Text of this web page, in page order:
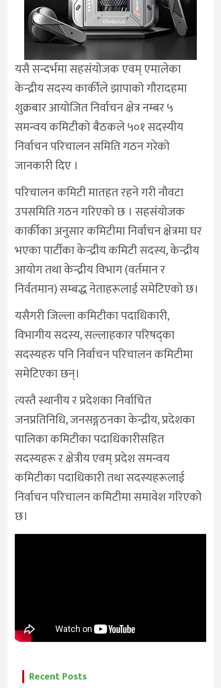
यसै सन्दर्भमा सहसंयोजक एवम् एमालेका
केन्द्रीय सदस्य कार्कीले झापाको गौरादहमा
शुक्रबार आयोजित निर्वाचन क्षेत्र नम्बर ५
समन्वय कमिटीको बैठकले ५०१ सदस्यीय
निर्वाचन परिचालन समिति गठन गरेको
जानकारी दिए ।
परिचालन कमिटी मातहत रहने गरी नौवटा
उपसमिति गठन गरिएको छ । सहसंयोजक
कार्कीका अनुसार कमिटीमा निर्वाचन क्षेत्रमा घर
भएका पार्टीका केन्द्रीय कमिटी सदस्य, केन्द्रीय
आयोग तथा केन्द्रीय विभाग (वर्तमान र
निर्वतमान) सम्बद्ध नेताहरूलाई समेटिएको छ।
यसैगरी जिल्ला कमिटीका पदाधिकारी,
विभागीय सदस्य, सल्लाहकार परिषद्का
सदस्यहरु पनि निर्वाचन परिचालन कमिटीमा
समेटिएका छन्।
त्यस्तै स्थानीय र प्रदेशका निर्वाचित
जनप्रतिनिधि, जनसङ्गठनका केन्द्रीय, प्रदेशका
पालिका कमिटीका पदाधिकारीसहित
सदस्यहरू र क्षेत्रीय एवम् प्रदेश समन्वय
कमिटीका पदाधिकारी तथा सदस्यहरूलाई
निर्वाचन परिचालन कमिटीमा समावेश गरिएको
छ।
Recent Posts